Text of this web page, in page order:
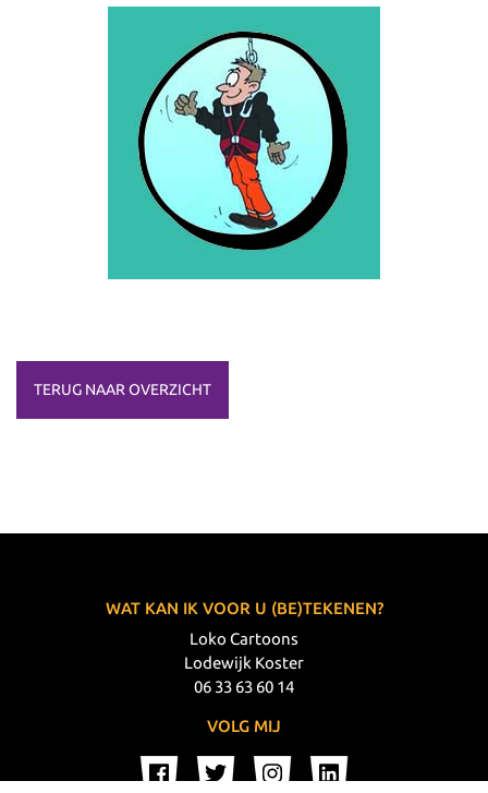
TERUG NAAR OVERZICHT
WAT KAN IK VOOR U (BE)TEKENEN?
Loko Cartoons
Lodewijk Koster
06 33 63 60 14
VOLG MIJ